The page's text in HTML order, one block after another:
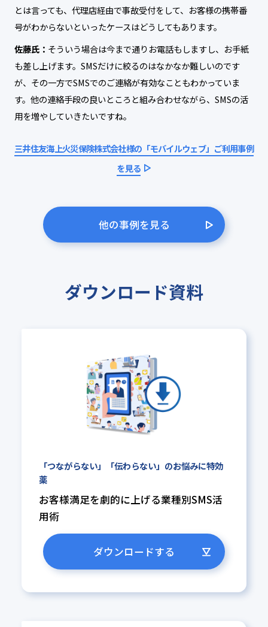
とは言っても、代理店経由で事故受付をして、お客様の携帯番
号がわからないといったケースはどうしてもあります。
佐藤氏： そういう場合は今まで通りお電話もしますし、お手紙
も差し上げます。SMSだけに絞るのはなかなか難しいのです
が、その一方でSMSでのご連絡が有効なこともわかっていま
す。他の連絡手段の良いところと組み合わせながら、SMSの活
用を増やしていきたいですね。
三井住友海上火災保険株式会社様の「モバイルウェブ」ご利用事例
を見る
他の事例を見る
ダウンロード資料
「つながらない」「伝わらない」のお悩みに特効
薬
お客様満足を劇的に上げる業種別SMS活
用術
ダウンロードする